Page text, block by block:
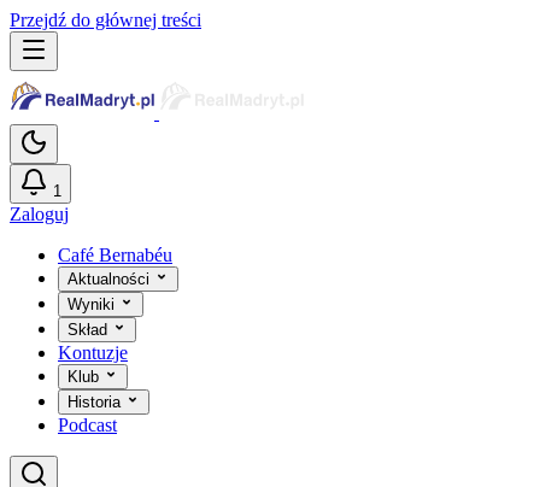
Przejdź do głównej treści
1
Zaloguj
Café Bernabéu
Aktualności
Wyniki
Skład
Kontuzje
Klub
Historia
Podcast